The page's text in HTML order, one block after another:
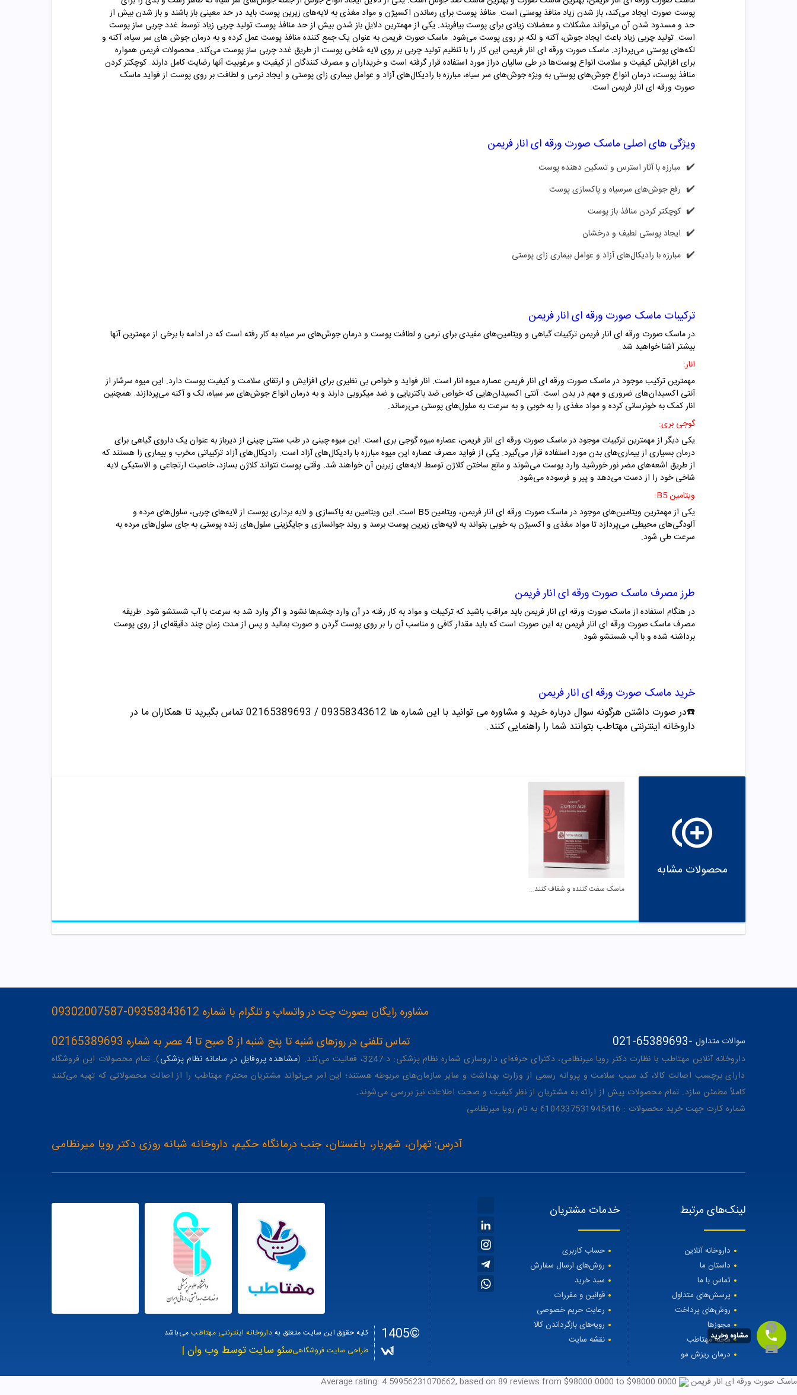
پوست صورت ایجاد می‌کند، باز شدن زیاد منافذ پوستی است. منافذ پوست برای رساندن اکسیژن و مواد مغذی به لایه‌های زیرین پوست باید در حد معینی باز باشند و باز شدن بیش از
حد و مسدود شدن آن می‌تواند مشکلات و معضلات زیادی برای پوست بیافریند. یکی از مهمترین دلایل باز شدن بیش از حد منافذ پوست تولید چربی زیاد توسط غدد چربی ساز پوست
است. تولید چربی زیاد باعث ایجاد جوش، آکنه و لکه بر روی پوست می‌شود. ماسک صورت فریمن به عنوان یک جمع کننده منافذ پوست عمل کرده و به درمان جوش‌‍ های سر سیاه، آکنه و
لکه‌های پوستی می‌پردازد. ماسک صورت ورقه ای انار فریمن این کار را با تنظیم تولید چربی بر روی لایه شاخی پوست از طریق غدد چربی ساز پوست می‌کند. محصولات فریمن همواره
برای افزایش کیفیت و سلامت انواع پوست‌ها در طی سالیان دراز مورد استفاده قرار گرفته است و خریداران و مصرف کنندگان از کیفیت و مرغوبیت آنها رضایت کامل دارند. کوچکتر کردن
منافذ پوست، درمان انواع جوش‌های پوستی به ویژه جوش‌های سر سیاه، مبارزه با رادیکال‌های آزاد و عوامل بیماری زای پوستی و ایجاد نرمی و لطافت بر روی پوست از فواید ماسک
صورت ورقه ای انار فریمن است.
ویژگی های اصلی ماسک صورت ورقه ای انار فریمن
✔️ مبارزه با آثار استرس و تسکین دهنده پوست
✔️ رفع جوش‌های سرسیاه و پاکسازی پوست
✔️ کوچکتر کردن منافذ باز پوست
✔️ ایجاد پوستی لطیف و درخشان
✔️ مبارزه با رادیکال‌های آزاد و عوامل بیماری زای پوستی
ترکیبات ماسک صورت ورقه ای انار فریمن
در ماسک صورت ورقه ای انار فریمن ترکیبات گیاهی و ویتامین‌های مفیدی برای نرمی و لطافت پوست و درمان جوش‌های سر سیاه به کار رفته است که در ادامه با برخی از مهمترین آنها
بیشتر آشنا خواهید شد.
انار:
مهمترین ترکیب موجود در ماسک صورت ورقه ای انار فریمن عصاره میوه انار است. انار فواید و خواص بی نظیری برای افزایش و ارتقای سلامت و کیفیت پوست دارد. این میوه سرشار از
آنتی اکسیدان‌های ضروری و مهم در بدن است. آنتی اکسیدان‌هایی که خواص ضد باکتریایی و ضد میکروبی دارند و به درمان انواع جوش‌های سر سیاه، لک و آکنه می‌پردازند. همچنین
انار کمک به خونرسانی کرده و مواد مغذی را به خوبی و به سرعت به سلول‌های پوستی می‌رساند.
گوجی بری:
یکی دیگر از مهمترین ترکیبات موجود در ماسک صورت ورقه ای انار فریمن، عصاره میوه گوجی بری است. این میوه چینی در طب سنتی چینی از دیرباز به عنوان یک داروی گیاهی برای
درمان بسیاری از بیماری‌های بدن مورد استفاده قرار می‌گیرد. یکی از فواید مصرف عصاره این میوه مبارزه با رادیکال‌های آزاد است. رادیکال‌های آزاد ترکیباتی مخرب و بیماری زا هستند که
از طریق اشعه‌های مضر نور خورشید وارد پوست می‌شوند و مانع ساختن کلاژن توسط لایه‌های زیرین آن خواهند شد. وقتی پوست نتواند کلاژن بسازد، خاصیت ارتجاعی و الاستیکی لایه
شاخی خود را از دست می‌دهد و پیر و فرسوده می‌شود.
ویتامین B5:
یکی از مهمترین ویتامین‌های موجود در ماسک صورت ورقه ای انار فریمن، ویتامین B5 است. این ویتامین به پاکسازی و لایه برداری پوست از لایه‌های چربی، سلول‌های مرده و
آلودگی‌های محیطی می‌پردازد تا مواد مغذی و اکسیژن به خوبی بتواند به لایه‌های زیرین پوست برسد و روند جوانسازی و جایگزینی سلول‌های زنده پوستی به جای سلول‌های مرده به
سرعت طی شود.
طرز مصرف ماسک صورت ورقه ای انار فریمن
در هنگام استفاده از ماسک صورت ورقه ای انار فریمن باید مراقب باشید که ترکیبات و مواد به کار رفته در آن وارد چشم‌ها نشود و اگر وارد شد به سرعت با آب شستشو شود. طریقه
مصرف ماسک صورت ورقه ای انار فریمن به این صورت است که باید مقدار کافی و مناسب آن را بر روی پوست گردن و صورت بمالید و پس از مدت زمان چند دقیقه‌ای از روی پوست
برداشته شده و با آب شستشو شود.
خرید ماسک صورت ورقه ای انار فریمن
☎️در صورت داشتن هرگونه سوال درباره خرید و مشاوره می توانید با این شماره ها 09358343612 / 02165389693
تماس بگیرید تا همکاران ما در
داروخانه اینترنتی مهتاطب بتوانند شما را راهنمایی کنند.
محصولات مشابه
ماسک سفت کننده و شفاف کننده پوست اکسپرتیج آردن
مشاوره رایگان بصورت چت در واتساپ و تلگرام با شماره 09358343612-09302007587
تماس تلفنی در روزهای شنبه تا پنج شنبه از 8 صبح تا 4 عصر به شماره 02165389693
021-65389693 سوالات متداول -
داروخانه آنلاین مهتاطب با نظارت دکتر رویا میرنظامی، دکترای حرفه‌ای داروسازی شماره نظام پزشکی: د-3247، فعالیت می‌کند. ( مشاهده پروفایل در سامانه نظام پزشکی). تمام محصولات این فروشگاه
دارای برچسب اصالت کالا، کد سیب سلامت و پروانه رسمی از وزارت بهداشت و سایر سازمان‌های مربوطه هستند؛ این امر می‌تواند مشتریان محترم مهتاطب را از اصالت محصولاتی که تهیه می‌کنند
کاملاً مطمئن سازد. تمام محصولات پیش از ارائه به مشتریان از نظر کیفیت و صحت اطلاعات نیز بررسی می‌شوند.
شماره کارت جهت خرید محصولات : 6104337531945416 به نام رویا میرنظامی
آدرس: تهران، شهریار، باغستان، جنب درمانگاه حکیم، داروخانه شبانه روزی دکتر رویا میرنظامی
لینک‌های مرتبط
داروخانه آنلاین
داستان ما
تماس با ما
پرسش‌های متداول
روش‌های پرداخت
مجوزها
مجله مهتاطب
درمان ریزش مو
خدمات مشتریان
حساب کاربری
روش‌های ارسال سفارش
سبد خرید
قوانین و مقررات
رعایت حریم خصوصی
رویه‌های بازگرداندن کالا
نقشه سایت
©1405 کلیه حقوق این سایت متعلق به داروخانه اینترنتی مهتاطب می‌باشد
سئو سایت توسط وب وان |طراحی سایت فروشگاهی
ماسک صورت ورقه ای انار فریمن Average rating: 4.59956231070662, based on 89 reviews from $98000.0000 to $98000.0000
مشاوه وخرید